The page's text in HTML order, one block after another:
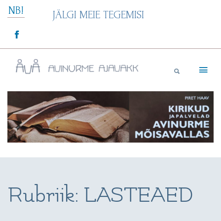
Skip
NB! JÄLGI MEIE TEGEMISI
Avinurme Ajavakk
Rubriik: LASTEAED